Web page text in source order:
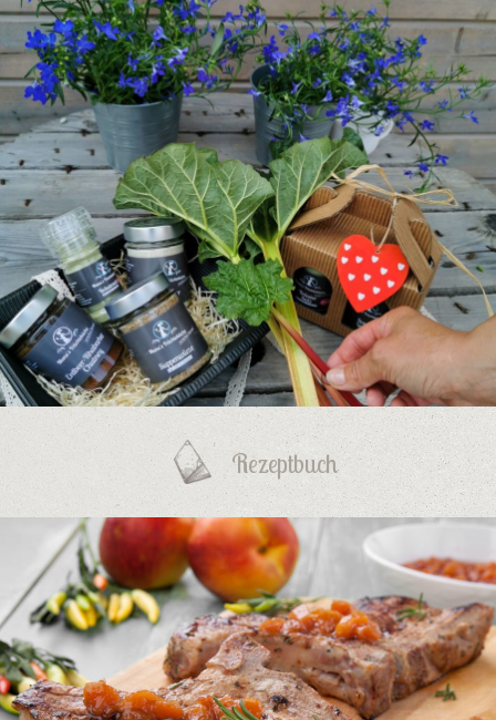
Rezeptbuch